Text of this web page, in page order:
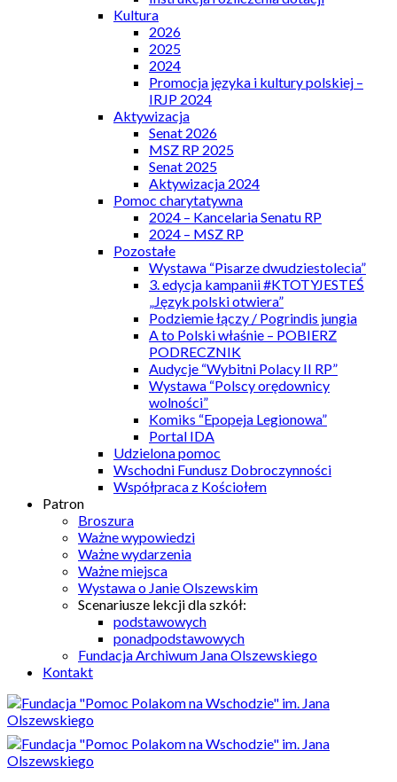
Kultura
2026
2025
2024
Promocja języka i kultury polskiej –
IRJP 2024
Aktywizacja
Senat 2026
MSZ RP 2025
Senat 2025
Aktywizacja 2024
Pomoc charytatywna
2024 – Kancelaria Senatu RP
2024 – MSZ RP
Pozostałe
Wystawa “Pisarze dwudziestolecia”
3. edycja kampanii #KTOTYJESTEŚ
„Język polski otwiera”
Podziemie łączy / Pogrindis jungia
A to Polski właśnie – POBIERZ
PODRECZNIK
Audycje “Wybitni Polacy II RP”
Wystawa “Polscy orędownicy
wolności”
Komiks “Epopeja Legionowa”
Portal IDA
Udzielona pomoc
Wschodni Fundusz Dobroczynności
Współpraca z Kościołem
Patron
Broszura
Ważne wypowiedzi
Ważne wydarzenia
Ważne miejsca
Wystawa o Janie Olszewskim
Scenariusze lekcji dla szkół:
podstawowych
ponadpodstawowych
Fundacja Archiwum Jana Olszewskiego
Kontakt